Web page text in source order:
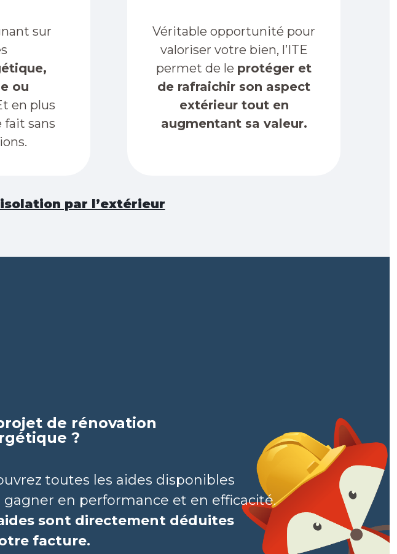
sur
ou
en plus
fait sans
Véritable opportunité pour
valoriser votre bien, l’ITE
permet de le protéger et
de rafraichir son aspect
extérieur tout en
augmentant sa valeur.
par l’extérieur
de rénovation
?
toutes les aides disponibles
gagner en performance et en efficacité.
sont directement déduites
facture.